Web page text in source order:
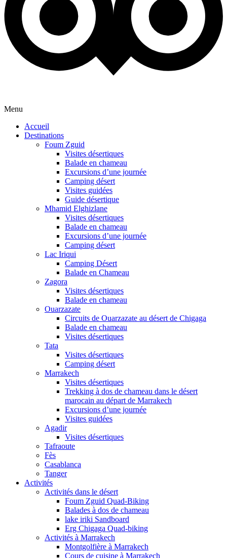
Menu
Accueil
Destinations
Foum Zguid
Visites désertiques
Balade en chameau
Excursions d’une journée
Camping désert
Visites guidées
Guide désertique
Mhamid Elghizlane
Visites désertiques
Balade en chameau
Excursions d’une journée
Camping désert
Lac Iriqui
Camping Désert
Balade en Chameau
Zagora
Visites désertiques
Balade en chameau
Ouarzazate
Circuits de Ouarzazate au désert de Chigaga
Balade en chameau
Visites désertiques
Tata
Visites désertiques
Camping désert
Marrakech
Visites désertiques
Trekking à dos de chameau dans le désert
marocain au départ de Marrakech
Excursions d’une journée
Visites guidées
Agadir
Visites désertiques
Tafraoute
Fès
Casablanca
Tanger
Activités
Activités dans le désert
Foum Zguid Quad-Biking
Balades à dos de chameau
lake iriki Sandboard
Erg Chigaga Quad-biking
Activités à Marrakech
Montgolfière à Marrakech
Cours de cuisine à Marrakech